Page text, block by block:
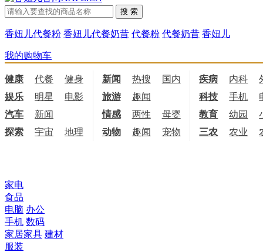
香妞儿代餐粉 香妞儿代餐奶昔 代餐粉 代餐奶昔 香妞儿
我的购物车
健康 代餐 健身 饮食
新闻 热搜 国内 国际
疾病 内科
娱乐
明星 电影 电视
旅游 趣闻 科技 手机
汽车
新闻 情感 两性 母婴 职场
教育 幼园
探索
宇宙 地理 天文
动物 趣闻 宠物 三农 农业
家电
食品
电脑 办公
手机 数码
家居家具 建材
服装